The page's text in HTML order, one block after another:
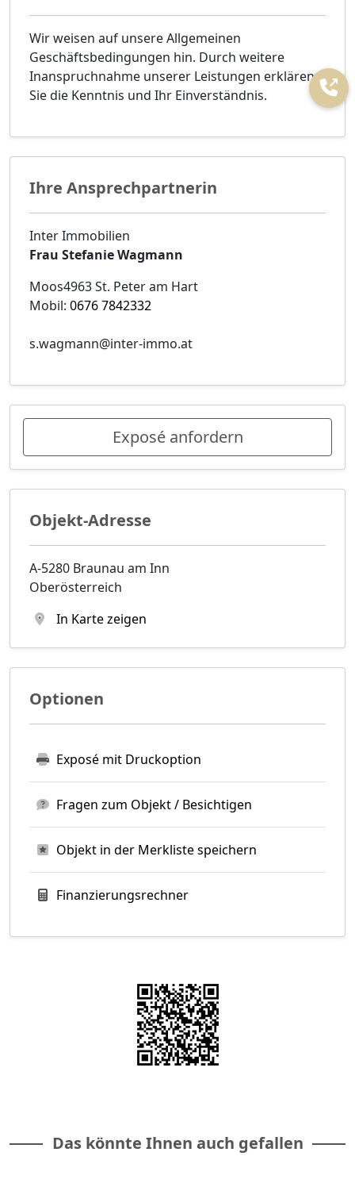
Wir weisen auf unsere Allgemeinen
Geschäftsbedingungen hin. Durch weitere
Inanspruchnahme unserer Leistungen erklären
Sie die Kenntnis und Ihr Einverständnis.
Ihre Ansprechpartnerin
Inter Immobilien
Frau Stefanie Wagmann
Moos4963 St. Peter am Hart
Mobil: 0676 7842332
s.wagmann@inter-immo.at
Exposé anfordern
Objekt-Adresse
A-5280 Braunau am Inn
Oberösterreich
In Karte zeigen
Optionen
Exposé mit Druckoption
Fragen zum Objekt / Besichtigen
Objekt in der Merkliste speichern
Finanzierungsrechner
Das könnte Ihnen auch gefallen